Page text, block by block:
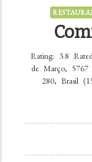
Rating: 3.8
de Março, 5767
280, Brasil